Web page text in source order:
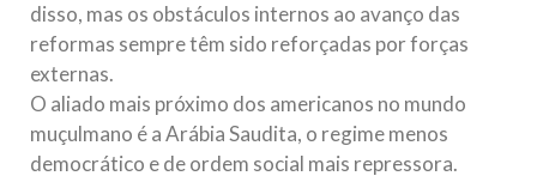
disso, mas os obstáculos internos ao avanço das
reformas sempre têm sido reforçadas por forças
externas.
O aliado mais próximo dos americanos no mundo
muçulmano é a Arábia Saudita, o regime menos
democrático e de ordem social mais repressora.